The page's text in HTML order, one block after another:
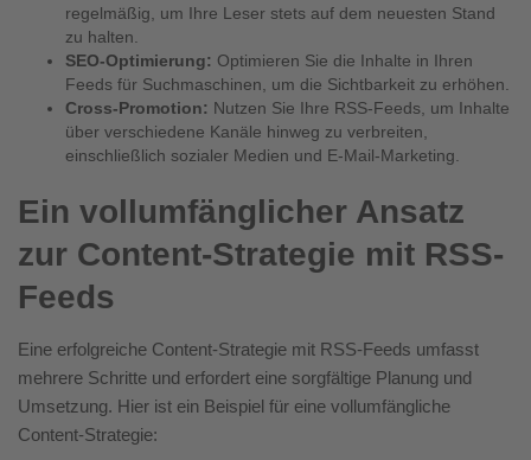
regelmäßig, um Ihre Leser stets auf dem neuesten Stand
zu halten.
SEO-Optimierung: Optimieren Sie die Inhalte in Ihren
Feeds für Suchmaschinen, um die Sichtbarkeit zu erhöhen.
Cross-Promotion: Nutzen Sie Ihre RSS-Feeds, um Inhalte
über verschiedene Kanäle hinweg zu verbreiten,
einschließlich sozialer Medien und E-Mail-Marketing.
Ein vollumfänglicher Ansatz
zur Content-Strategie mit RSS-
Feeds
Eine erfolgreiche Content-Strategie mit RSS-Feeds umfasst
mehrere Schritte und erfordert eine sorgfältige Planung und
Umsetzung. Hier ist ein Beispiel für eine vollumfängliche
Content-Strategie: